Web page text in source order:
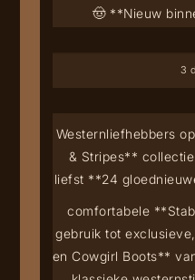
🤠 **Nieuw
3
Westernliefhebbers
& Stripes**
liefst **24
comfortabele
gebruik tot
en Cowgirl Boots**